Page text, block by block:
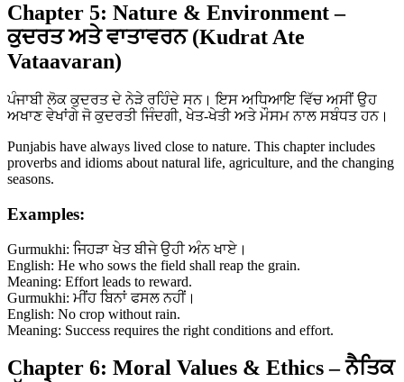
Chapter 5: Nature & Environment –
ਕੁਦਰਤ ਅਤੇ ਵਾਤਾਵਰਨ (Kudrat Ate
Vataavaran)
ਪੰਜਾਬੀ ਲੋਕ ਕੁਦਰਤ ਦੇ ਨੇੜੇ ਰਹਿੰਦੇ ਸਨ। ਇਸ ਅਧਿਆਇ ਵਿੱਚ ਅਸੀਂ ਉਹ
ਅਖਾਣ ਵੇਖਾਂਗੇ ਜੋ ਕੁਦਰਤੀ ਜਿੰਦਗੀ, ਖੇਤ-ਖੇਤੀ ਅਤੇ ਮੌਸਮ ਨਾਲ ਸਬੰਧਤ ਹਨ।
Punjabis have always lived close to nature. This chapter includes
proverbs and idioms about natural life, agriculture, and the changing
seasons.
Examples:
Gurmukhi: ਜਿਹੜਾ ਖੇਤ ਬੀਜੇ ਉਹੀ ਅੰਨ ਖਾਏ।
English: He who sows the field shall reap the grain.
Meaning: Effort leads to reward.
Gurmukhi: ਮੀਂਹ ਬਿਨਾਂ ਫਸਲ ਨਹੀਂ।
English: No crop without rain.
Meaning: Success requires the right conditions and effort.
Chapter 6: Moral Values & Ethics – ਨੈਤਿਕ